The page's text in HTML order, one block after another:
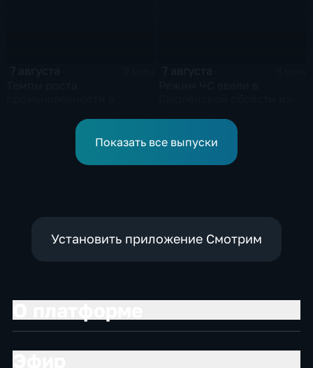
нынешнем году уже выше
Показать все выпуски
Установить приложение Смотрим